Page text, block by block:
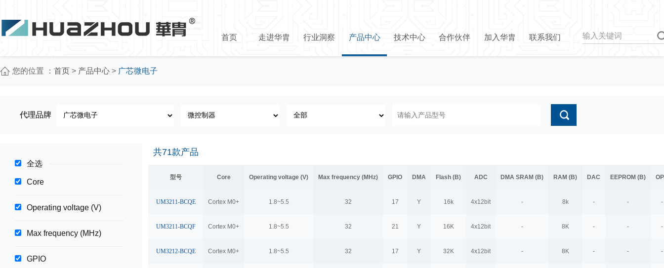
首页 走进华胄 行业洞察 产品中心 技术中心 合作伙伴 加入华胄 联系我们
您的位置 ： 首页 > 产品中心 > 广芯微电子
代理品牌
全选
Core
Operating voltage (V)
Max frequency (MHz)
GPIO
共71款产品
型号 Core Operating voltage (V) Max frequency (MHz) GPIO DMA Flash (B) ADC DMA SRAM (B) RAM (B) DAC EEPROM (B)
UM3211-BCQE Cortex M0+ 1.8~5.5 32 17 Y 16k 4x12bit - 8k - - -
UM3211-BCQF Cortex M0+ 1.8~5.5 32 21 Y 16K 4x12bit - 8K - - -
UM3212-BCQE Cortex M0+ 1.8~5.5 32 17 Y 32K 4x12bit - 8K - - -